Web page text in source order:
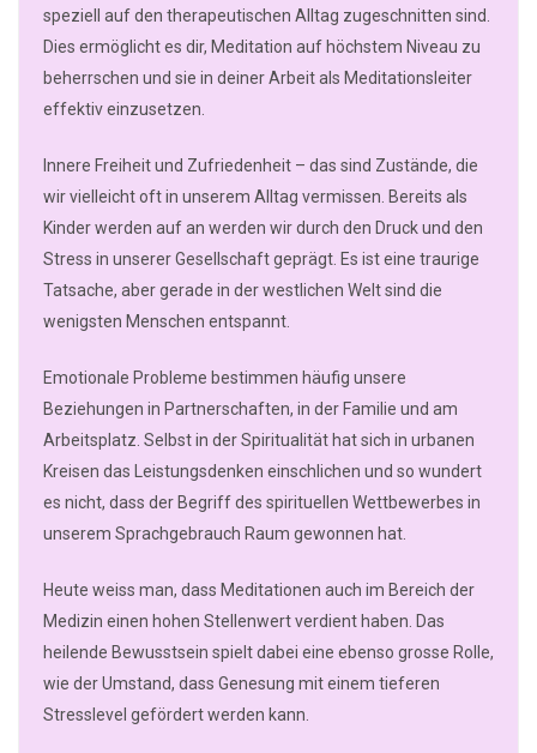
speziell auf den therapeutischen Alltag zugeschnitten sind.
Dies ermöglicht es dir, Meditation auf höchstem Niveau zu
beherrschen und sie in deiner Arbeit als Meditationsleiter
effektiv einzusetzen.
Innere Freiheit und Zufriedenheit – das sind Zustände, die
wir vielleicht oft in unserem Alltag vermissen. Bereits als
Kinder werden auf an werden wir durch den Druck und den
Stress in unserer Gesellschaft geprägt. Es ist eine traurige
Tatsache, aber gerade in der westlichen Welt sind die
wenigsten Menschen entspannt.
Emotionale Probleme bestimmen häufig unsere
Beziehungen in Partnerschaften, in der Familie und am
Arbeitsplatz. Selbst in der Spiritualität hat sich in urbanen
Kreisen das Leistungsdenken einschlichen und so wundert
es nicht, dass der Begriff des spirituellen Wettbewerbes in
unserem Sprachgebrauch Raum gewonnen hat.
Heute weiss man, dass Meditationen auch im Bereich der
Medizin einen hohen Stellenwert verdient haben. Das
heilende Bewusstsein spielt dabei eine ebenso grosse Rolle,
wie der Umstand, dass Genesung mit einem tieferen
Stresslevel gefördert werden kann.